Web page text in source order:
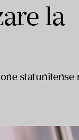
la
statunitense